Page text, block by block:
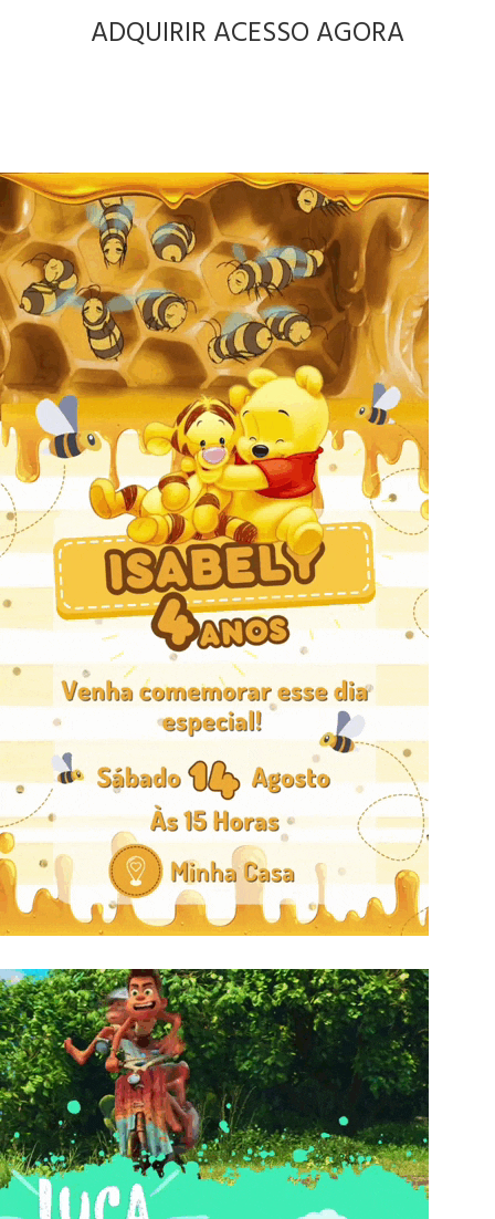
ADQUIRIR ACESSO AGORA